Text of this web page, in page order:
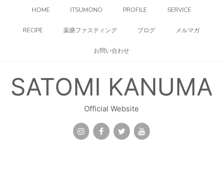
HOME ITSUMONO PROFILE SERVICE
RECIPE 薬膳ファスティング ブログ メルマガ
お問い合わせ
SATOMI KANUMA
Official Website